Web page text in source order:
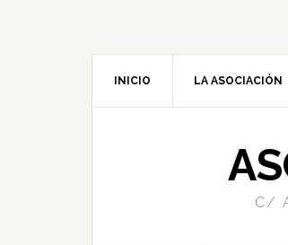
INICIO LA ASOCIACIÓN
C/